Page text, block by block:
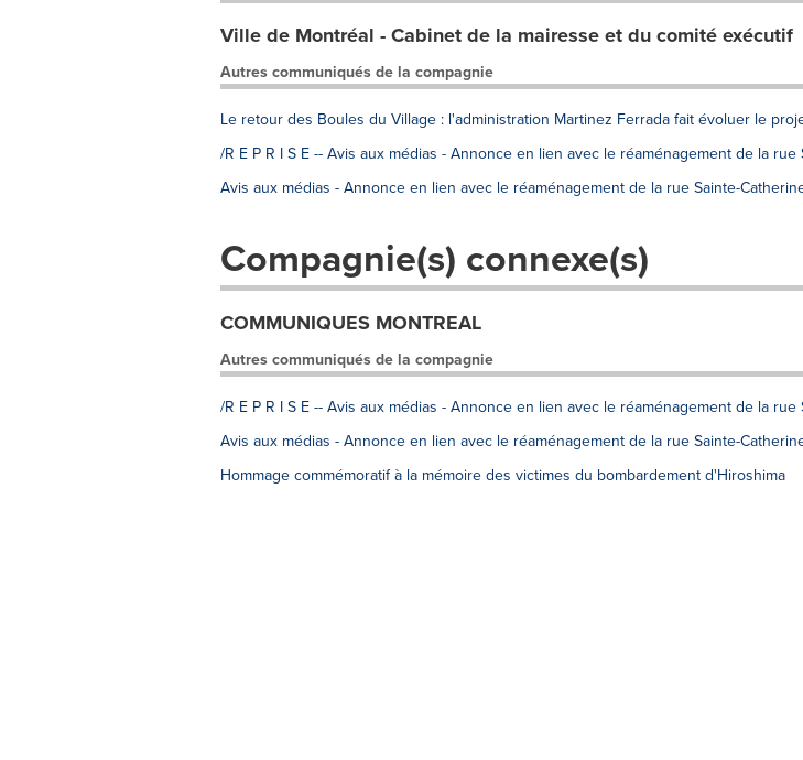
Ville de Montréal - Cabinet de la mairesse et du comité exécutif
Autres communiqués de la compagnie
Le retour des Boules du Village : l'administration Martinez Ferrada fait évoluer le
/R E P R I S E -- Avis aux médias - Annonce en lien avec le réaménagement de la rue
Avis aux médias - Annonce en lien avec le réaménagement de la rue Sainte-
Compagnie(s) connexe(s)
COMMUNIQUES MONTREAL
Autres communiqués de la compagnie
/R E P R I S E -- Avis aux médias - Annonce en lien avec le réaménagement de la rue
Avis aux médias - Annonce en lien avec le réaménagement de la rue Sainte-
Hommage commémoratif à la mémoire des victimes du bombardement d'Hiroshima